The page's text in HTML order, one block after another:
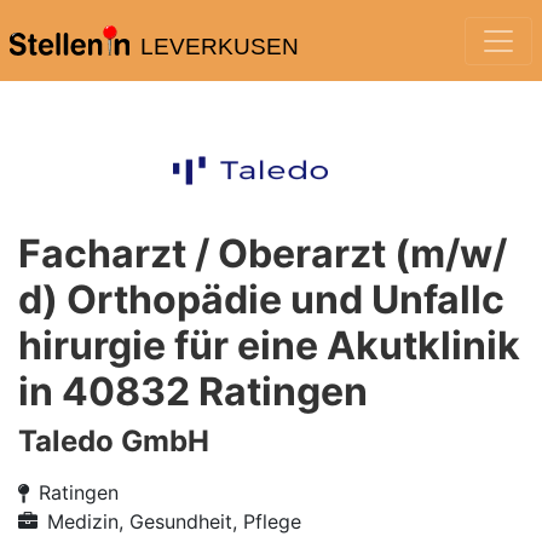
LEVERKUSEN
Facharzt / Oberarzt (m/w/
d) Orthopädie und Unfallc
hirurgie für eine Akutklinik
in 40832 Ratingen
Taledo GmbH
Ratingen
Medizin, Gesundheit, Pflege